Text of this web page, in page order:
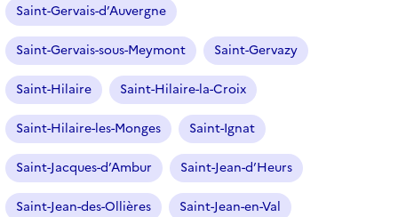
Saint-Gervais-d’Auvergne
Saint-Gervais-sous-Meymont Saint-Gervazy
Saint-Hilaire Saint-Hilaire-la-Croix
Saint-Hilaire-les-Monges Saint-Ignat
Saint-Jacques-d’Ambur Saint-Jean-d’Heurs
Saint-Jean-des-Ollières Saint-Jean-en-Val